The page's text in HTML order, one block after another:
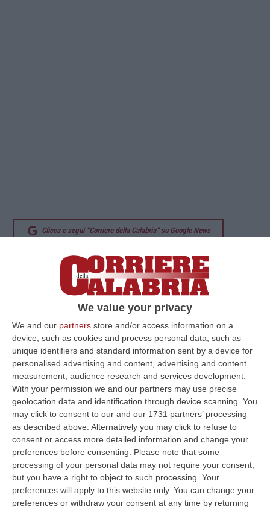
We value your privacy
We and our partners store and/or access information on a
device, such as cookies and process personal data, such as
unique identifiers and standard information sent by a device for
personalised advertising and content, advertising and content
measurement, audience research and services development.
With your permission we and our partners may use precise
geolocation data and identification through device scanning. You
may click to consent to our and our 1731 partners’ processing
as described above. Alternatively you may click to refuse to
consent or access more detailed information and change your
preferences before consenting.
Please note that some
processing of your personal data may not require your consent,
but you have a right to object to such processing. Your
preferences will apply to this website only. You can change your
preferences or withdraw your consent at any time by returning
Clicca e segui “Corriere della Calabria” su Google News
COSENZA Un «nuovo strumento tecnologico
per accorciare le distanze tra cittadini e
Comune»: la web tv «è nella sua fase
sperimentale, ma si arricchirà col tempo di
sempre nuovi contenuti» anche se i cosentini
la pagano già dal 1° ottobre (2mila euro lorde
mensili per il responsabile della testata
Pippo Gatto). In una nota di Palazzo dei Bruzi
si ufficializza la nascita della web-tv,
«attraverso la quale i cittadini potranno
essere informati in tempo reale sulle attività
promosse dal sindaco, dalla giunta e
dall’amministrazione comunale, ma anche
sulle altre iniziative che si tengono all’interno